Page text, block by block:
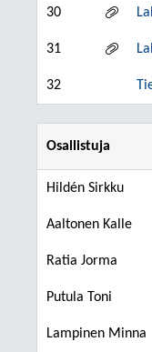
30
31
32
Osallistuja
Hildén Sirkku
Aaltonen Kalle
Ratia Jorma
Putula Toni
Lampinen Minna